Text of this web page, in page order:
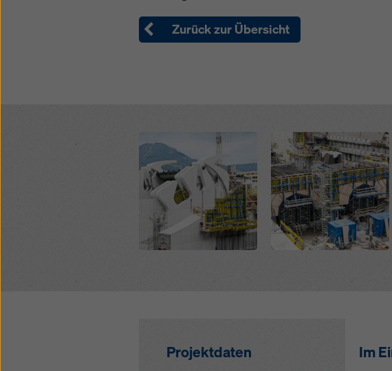
Zurück zur Übersicht
Open
Projektdaten Im
auszuwählen